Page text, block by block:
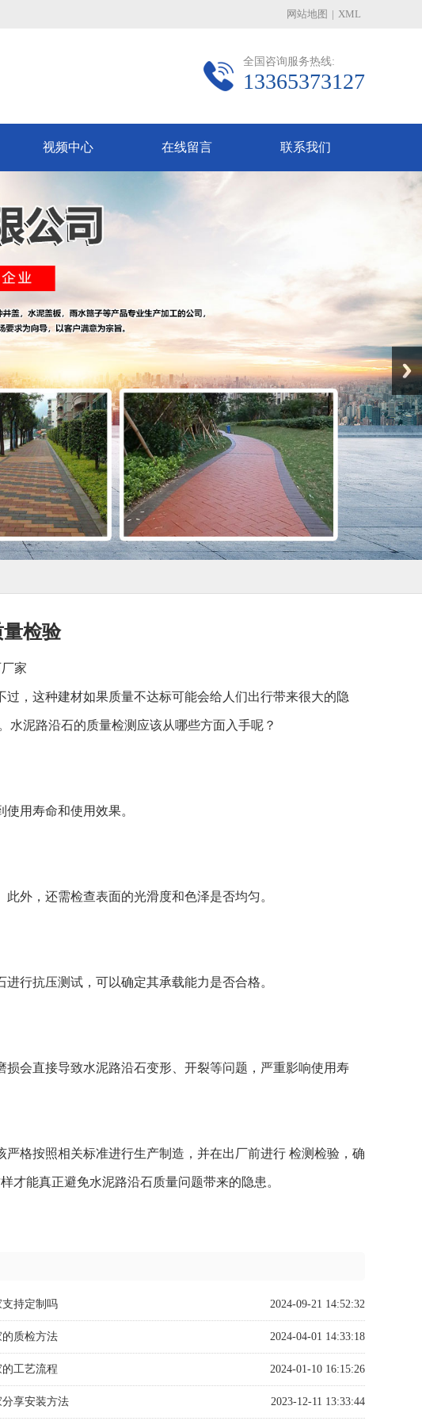
网站地图 | XML
全国咨询服务热线:
13365373127
视频中心 在线留言 联系我们
检验
家
，这种建材如果质量不达标可能会给人们出行带来很大的隐
泥路沿石的质量检测应该从哪些方面入手呢？
用寿命和使用效果。
外，还需检查表面的光滑度和色泽是否均匀。
行抗压测试，可以确定其承载能力是否合格。
会直接导致水泥路沿石变形、开裂等问题，严重影响使用寿
格按照相关标准进行生产制造，并在出厂前进行 检测检验，确
才能真正避免水泥路沿石质量问题带来的隐患。
2024-09-21 14:52:32
持定制吗
2024-04-01 14:33:18
质检方法
2024-01-10 16:15:26
工艺流程
2023-12-11 13:33:44
享安装方法